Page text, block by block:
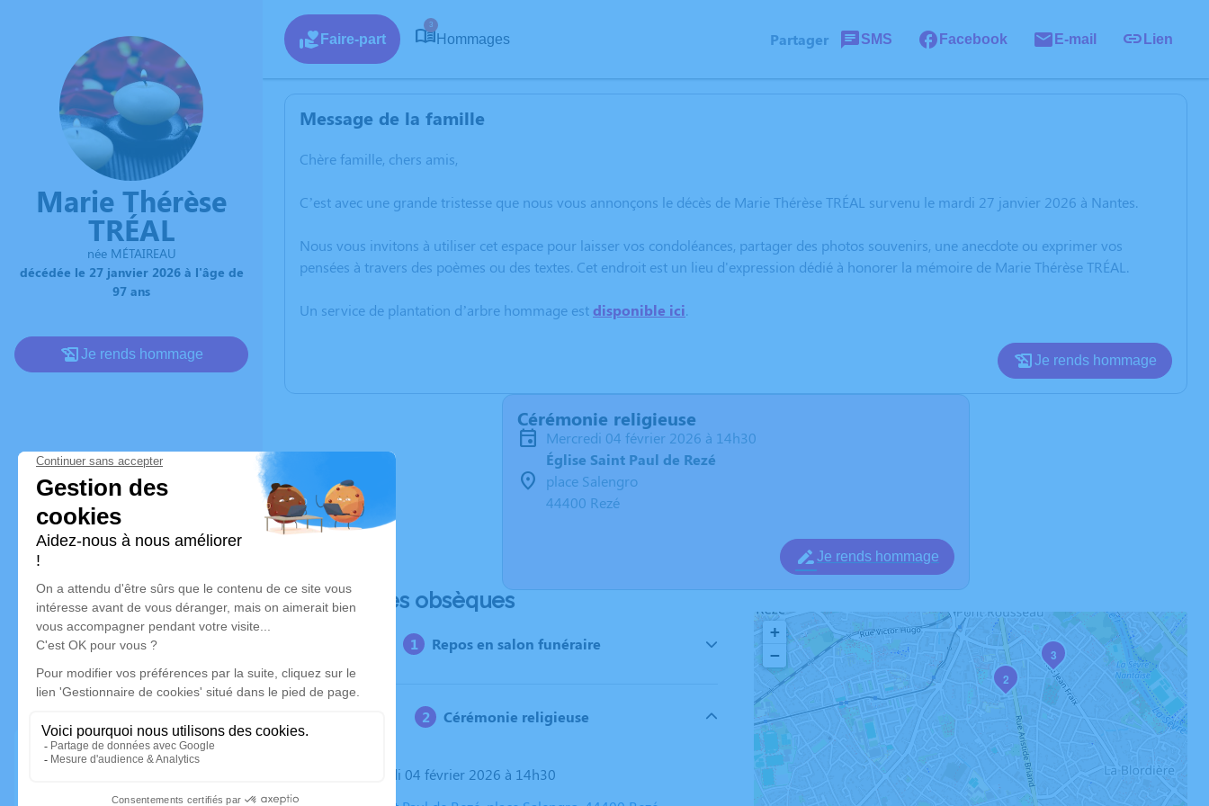
Marie Thérèse
TRÉAL
née MÉTAIREAU
décédée le 27 janvier 2026 à l'âge de
97 ans
Je rends hommage
Faire-part
3
Hommages Partager SMS Facebook E-mail Lien
Message de la famille
Chère famille, chers amis,
C’est avec une grande tristesse que nous vous annonçons le décès de Marie Thérèse TRÉAL survenu le mardi 27 janvier 2026 à Nantes.
Nous vous invitons à utiliser cet espace pour laisser vos condoléances, partager des photos souvenirs, une anecdote ou exprimer vos
pensées à travers des poèmes ou des textes. Cet endroit est un lieu d'expression dédié à honorer la mémoire de Marie Thérèse TRÉAL.
Un service de plantation d’arbre hommage estdisponible ici.
Je rends hommage
Cérémonie religieuse
mercredi 04 février 2026 à 14h30
Église Saint Paul de Rezé
place Salengro
44400 Rezé
Je rends hommage
Déroulé des obsèques
Repos en salon funéraire
Cérémonie religieuse
Le mercredi 04 février 2026 à 14h30
2
3
+
−